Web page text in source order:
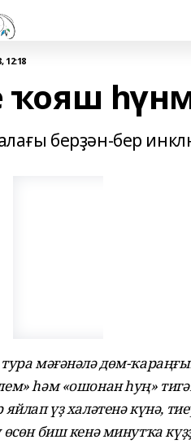
12:18
ҡояш
берҙән-бер
мәғәнәлә дөм-
һәм «ошонан һуң»
үҙ халәтенә күнә,
биш кенә минутҡа